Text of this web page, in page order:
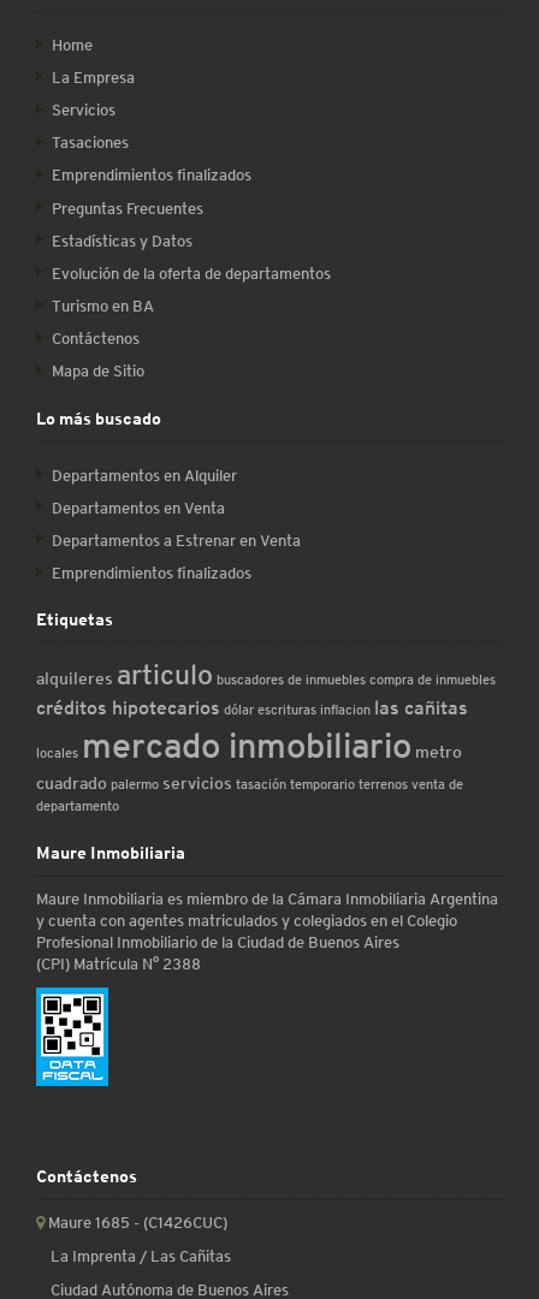
Home
La Empresa
Servicios
Tasaciones
Emprendimientos finalizados
Preguntas Frecuentes
Estadísticas y Datos
Evolución de la oferta de departamentos
Turismo en BA
Contáctenos
Mapa de Sitio
Lo más buscado
Departamentos en Alquiler
Departamentos en Venta
Departamentos a Estrenar en Venta
Emprendimientos finalizados
Etiquetas
alquileres articulo buscadores de inmuebles compra de inmuebles
créditos hipotecarios dólar escrituras inflacion las cañitas
locales mercado inmobiliario metro
cuadrado palermo servicios tasación temporario terrenos venta de
departamento
Maure Inmobiliaria
Maure Inmobiliaria es miembro de la Cámara Inmobiliaria Argentina
y cuenta con agentes matriculados y colegiados en el Colegio
Profesional Inmobiliario de la Ciudad de Buenos Aires
(CPI) Matrícula N° 2388
Contáctenos
Maure 1685 - (C1426CUC)
La Imprenta / Las Cañitas
Ciudad Autónoma de Buenos Aires